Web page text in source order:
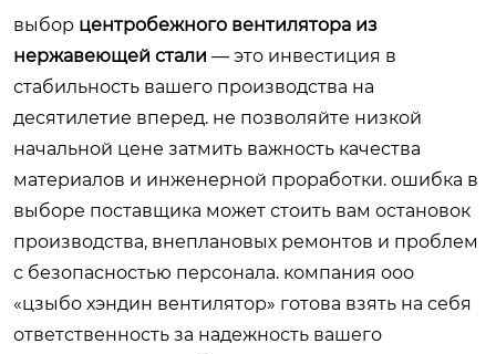
выбор центробежного вентилятора из
нержавеющей стали — это инвестиция в
стабильность вашего производства на
десятилетие вперед. не позволяйте низкой
начальной цене затмить важность качества
материалов и инженерной проработки. ошибка в
выборе поставщика может стоить вам остановок
производства, внеплановых ремонтов и проблем
с безопасностью персонала. компания ооо
«цзыбо хэндин вентилятор» готова взять на себя
ответственность за надежность вашего